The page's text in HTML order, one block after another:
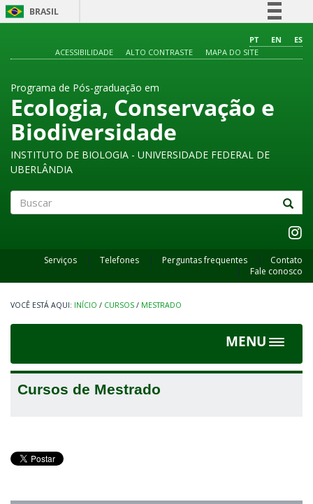
BRASIL
Comunica BR
Acesso à informação
Legislação
PT EN
ES
ACESSIBILIDADE
ALTO CONTRASTE MAPA DO SITE
Programa de Pós-graduação em
Ecologia, Conservação e
Biodiversidade
INSTITUTO DE BIOLOGIA - UNIVERSIDADE FEDERAL DE
UBERLÂNDIA
Serviços Telefones Perguntas frequentes
Contato
Fale conosco
INÍCIO / CURSOS / MESTRADO
MENU
Toggle
Cursos de Mestrado